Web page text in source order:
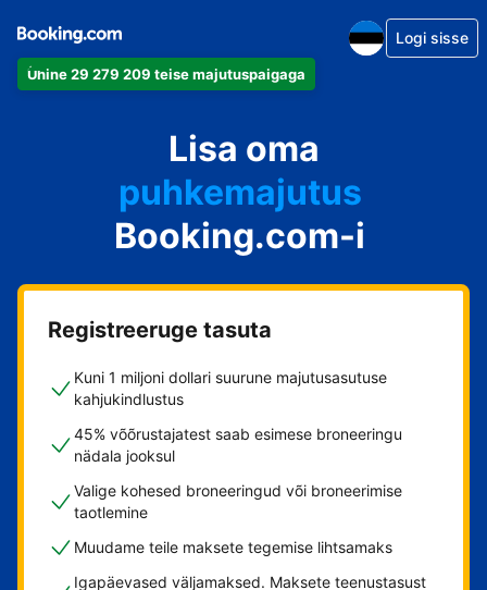
Ühine 29 279 209 teise majutuspaigaga
Logi sisse
Lisa oma
apartement
hotell
puhkemajutus
külalistemaja
hostel
Booking.com-i
Registreeruge tasuta
Kuni 1 miljoni dollari suurune majutusasutuse
kahjukindlustus
45% võõrustajatest saab esimese broneeringu
nädala jooksul
Valige kohesed broneeringud või broneerimise
taotlemine
Muudame teile maksete tegemise lihtsamaks
Igapäevased väljamaksed. Maksete teenustasust